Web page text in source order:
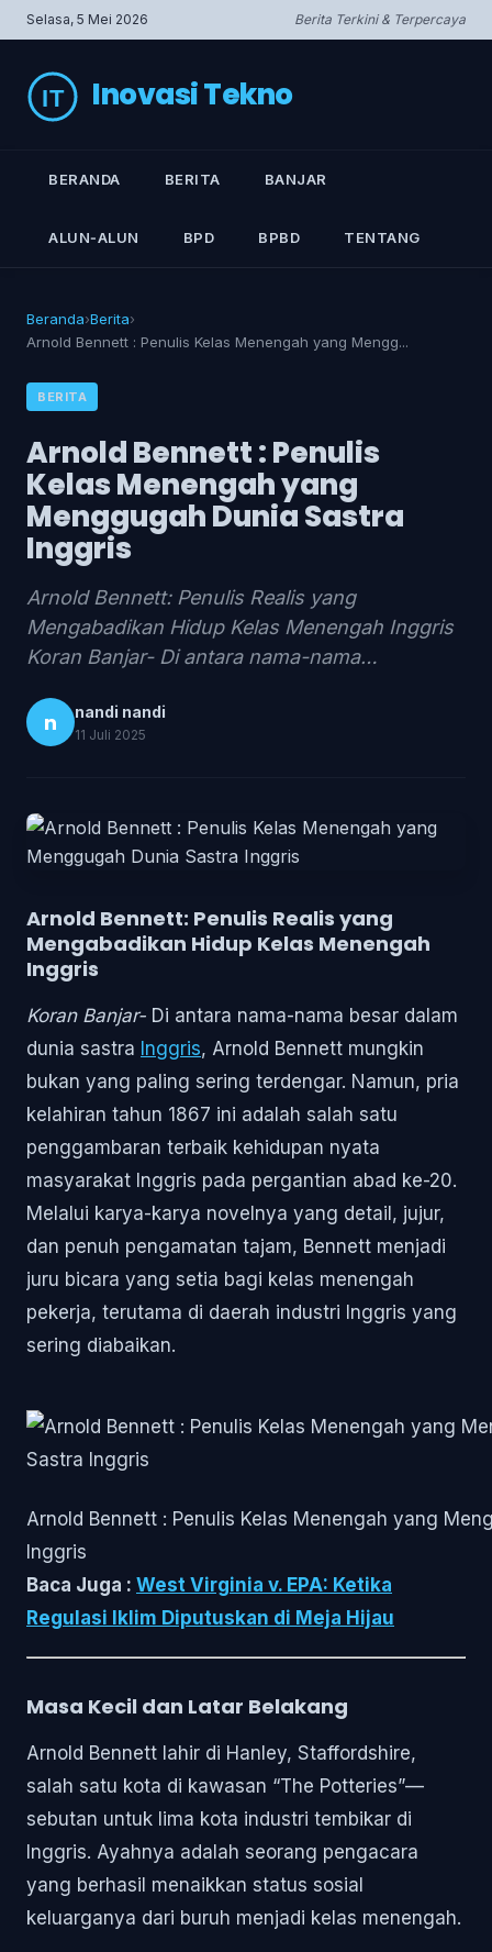
Selasa, 5 Mei 2026 Berita Terkini & Terpercaya
Inovasi Tekno
BERANDA BERITA BANJAR
ALUN‑ALUN BPD BPBD TENTANG
Beranda›Berita›
Arnold Bennett : Penulis Kelas Menengah yang Mengg...
BERITA
Arnold Bennett : Penulis
Kelas Menengah yang
Menggugah Dunia Sastra
Inggris
Arnold Bennett: Penulis Realis yang
Mengabadikan Hidup Kelas Menengah Inggris
Koran Banjar- Di antara nama-nama…
n nandi nandi
11 Juli 2025
Arnold Bennett: Penulis Realis yang
Mengabadikan Hidup Kelas Menengah
Inggris
Koran Banjar- Di antara nama-nama besar dalam
dunia sastra Inggris, Arnold Bennett mungkin
bukan yang paling sering terdengar. Namun, pria
kelahiran tahun 1867 ini adalah salah satu
penggambaran terbaik kehidupan nyata
masyarakat Inggris pada pergantian abad ke-20.
Melalui karya-karya novelnya yang detail, jujur,
dan penuh pengamatan tajam, Bennett menjadi
juru bicara yang setia bagi kelas menengah
pekerja, terutama di daerah industri Inggris yang
sering diabaikan.
Arnold Bennett : Penulis Kelas Menengah yang
Inggris
Baca Juga : West Virginia v. EPA: Ketika
Regulasi Iklim Diputuskan di Meja Hijau
Masa Kecil dan Latar Belakang
Arnold Bennett lahir di Hanley, Staffordshire,
salah satu kota di kawasan “The Potteries”—
sebutan untuk lima kota industri tembikar di
Inggris. Ayahnya adalah seorang pengacara
yang berhasil menaikkan status sosial
keluarganya dari buruh menjadi kelas menengah.